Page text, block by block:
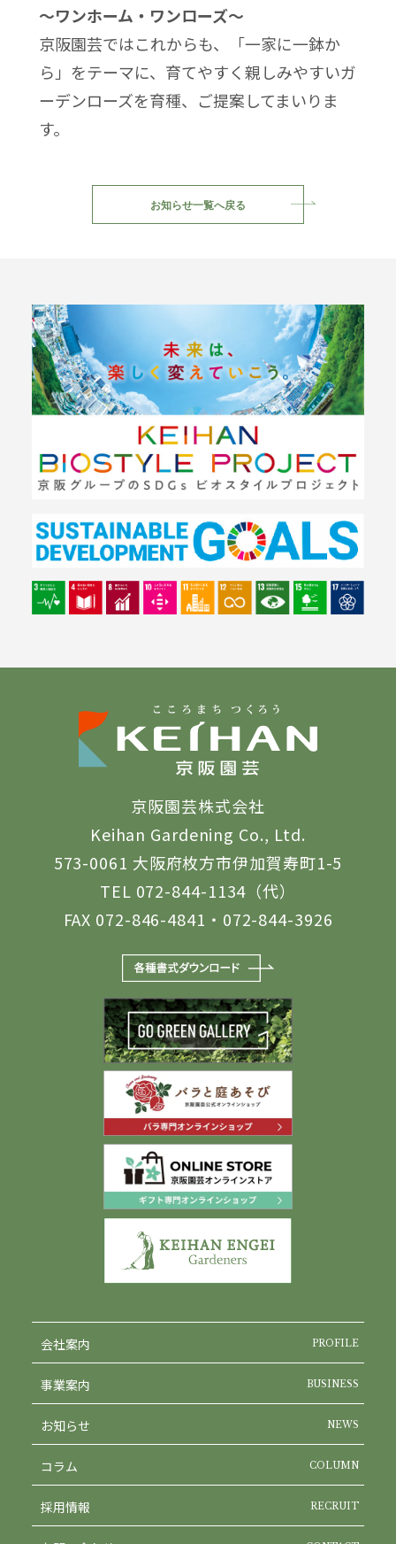
～ワンホーム・ワンローズ～
京阪園芸ではこれからも、「一家に一鉢か
ら」をテーマに、育てやすく親しみやすいガ
ーデンローズを育種、ご提案してまいりま
す。
お知らせ一覧へ戻る
京阪園芸株式会社
Keihan Gardening Co., Ltd.
573-0061 大阪府枚方市伊加賀寿町1-5
TEL 072-844-1134（代）
FAX 072-846-4841・072-844-3926
会社案内 PROFILE
事業案内 BUSINESS
お知らせ NEWS
コラム COLUMN
採用情報 RECRUIT